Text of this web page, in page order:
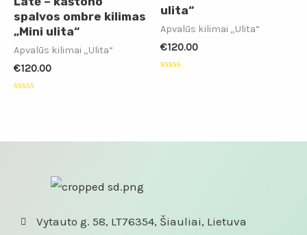
spalvos ombre kilimas
„Mini ulita“
Apvalūs kilimai „Ulita“
€120.00
ulita“
Apvalūs kilimai „Ulita“
€120.00
Vytauto g. 58, LT76354, Šiauliai, Lietuva